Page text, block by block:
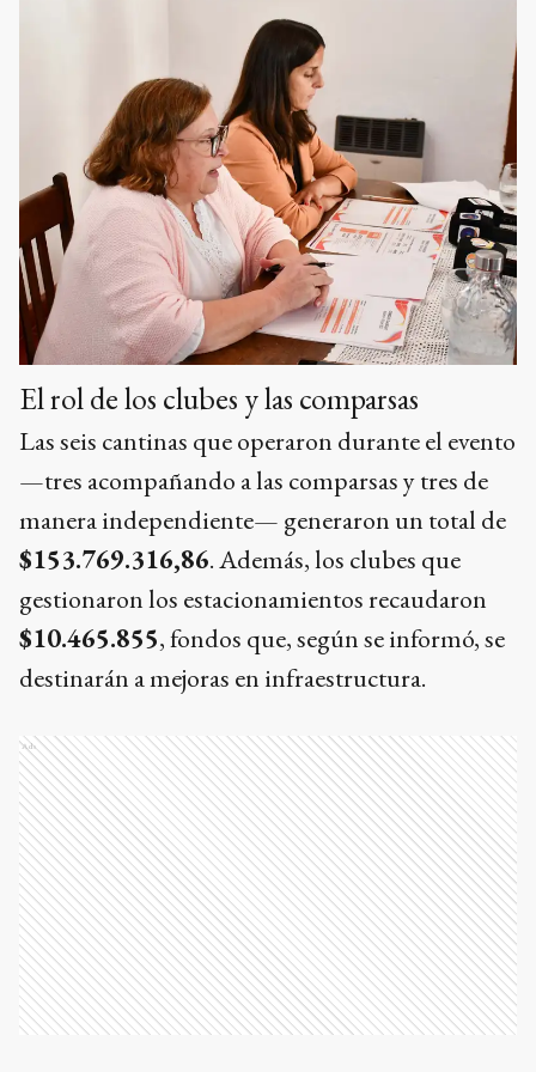
El rol de los clubes y las comparsas
Las seis cantinas que operaron durante el evento
—tres acompañando a las comparsas y tres de
manera independiente— generaron un total de
$153.769.316,86. Además, los clubes que
gestionaron los estacionamientos recaudaron
$10.465.855, fondos que, según se informó, se
destinarán a mejoras en infraestructura.
Ads